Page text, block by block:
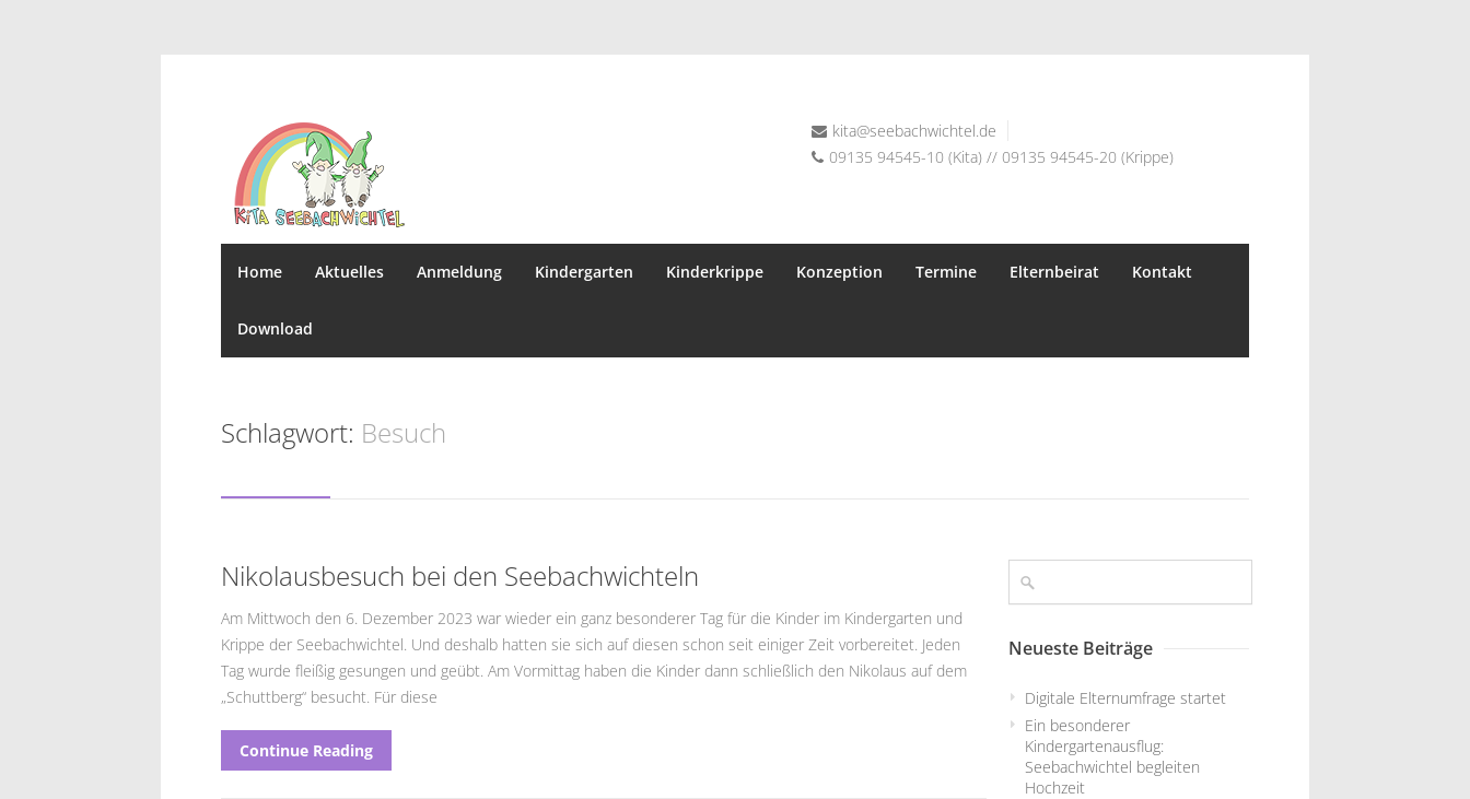
kita@seebachwichtel.de
09135 94545-10 (Kita) // 09135 94545-20 (Krippe)
Home Aktuelles Anmeldung Kindergarten Kinderkrippe Konzeption Termine Elternbeirat Kontakt
Download
Schlagwort: Besuch
Nikolausbesuch bei den Seebachwichteln
Am Mittwoch den 6. Dezember 2023 war wieder ein ganz besonderer Tag für die Kinder im Kindergarten und
Krippe der Seebachwichtel. Und deshalb hatten sie sich auf diesen schon seit einiger Zeit vorbereitet. Jeden
Tag wurde fleißig gesungen und geübt. Am Vormittag haben die Kinder dann schließlich den Nikolaus auf dem
„Schuttberg“ besucht. Für diese
Continue Reading
Neueste Beiträge
Digitale Elternumfrage startet
Ein besonderer
Kindergartenausflug:
Seebachwichtel begleiten
Hochzeit